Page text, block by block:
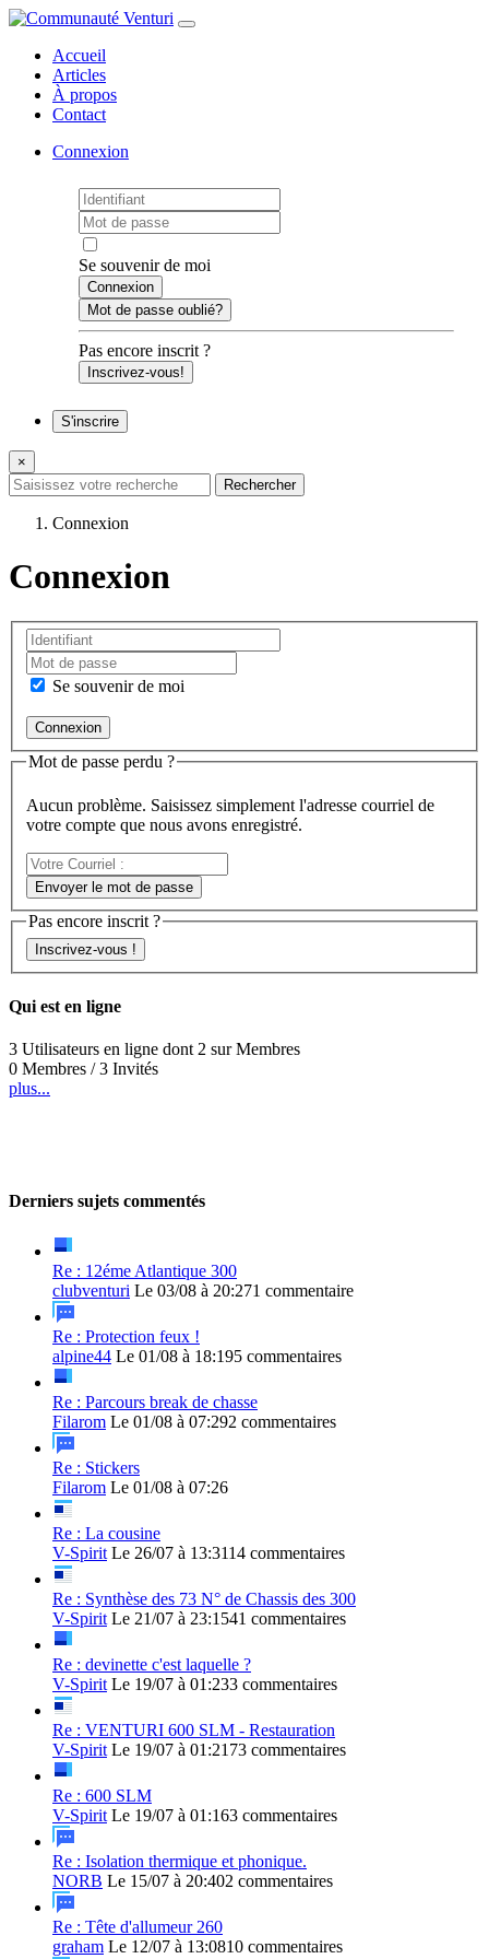
Accueil
Articles
À propos
Contact
Connexion
Se souvenir de moi
Mot de passe oublié?
Pas encore inscrit ?
Inscrivez-vous!
S'inscrire
×
Connexion
Connexion
Se souvenir de moi
Mot de passe perdu ?
Aucun problème. Saisissez simplement l'adresse courriel de
votre compte que nous avons enregistré.
Votre
Courriel
:
Envoyer le mot de passe
Pas encore inscrit ?
Inscrivez-vous !
Qui est en ligne
3 Utilisateurs en ligne dont 2 sur Membres
0 Membres / 3 Invités
plus...
Derniers sujets commentés
Re : 12éme Atlantique 300
clubventuri Le 03/08 à 20:271 commentaire
Re : Protection feux !
alpine44 Le 01/08 à 18:195 commentaires
Re : Parcours break de chasse
Filarom Le 01/08 à 07:292 commentaires
Re : Stickers
Filarom Le 01/08 à 07:26
Re : La cousine
V-Spirit Le 26/07 à 13:3114 commentaires
Re : Synthèse des 73 N° de Chassis des 300
V-Spirit Le 21/07 à 23:1541 commentaires
Re : devinette c'est laquelle ?
V-Spirit Le 19/07 à 01:233 commentaires
Re : VENTURI 600 SLM - Restauration
V-Spirit Le 19/07 à 01:21 73 commentaires
Re : 600 SLM
V-Spirit Le 19/07 à 01:163 commentaires
Re : Isolation thermique et phonique.
NORB Le 15/07 à 20:402 commentaires
Re : Tête d'allumeur 260
graham Le 12/07 à 13:0810 commentaires